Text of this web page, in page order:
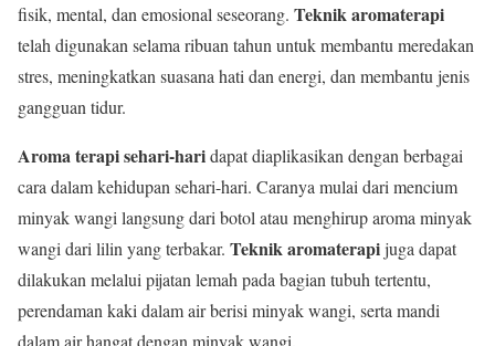
fisik, mental, dan emosional seseorang. Teknik aromaterapi
telah digunakan selama ribuan tahun untuk membantu meredakan
stres, meningkatkan suasana hati dan energi, dan membantu jenis
gangguan tidur.
Aroma terapi sehari-haridapat diaplikasikan dengan berbagai
cara dalam kehidupan sehari-hari. Caranya mulai dari mencium
minyak wangi langsung dari botol atau menghirup aroma minyak
wangi dari lilin yang terbakar. Teknik aromaterapijuga dapat
dilakukan melalui pijatan lemah pada bagian tubuh tertentu,
perendaman kaki dalam air berisi minyak wangi, serta mandi
dalam air hangat dengan minyak wangi.